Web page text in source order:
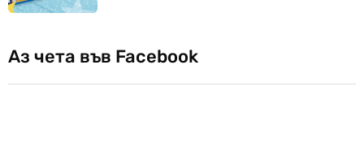
Аз чета във Facebook